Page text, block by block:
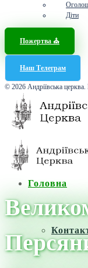
Діти
Пожертва ⛪️
Наш Телеграм
© 2026 Андріївська церква.
Головна